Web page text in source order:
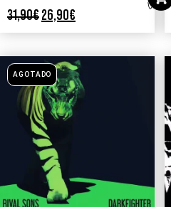
31,90€ 26,90€
AGOTADO